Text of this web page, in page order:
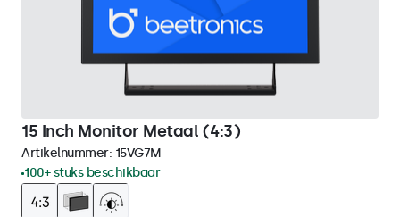
15 Inch Monitor Metaal (4:3)
Artikelnummer: 15VG7M
100+ stuks beschikbaar